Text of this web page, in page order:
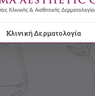
Κλινική Δερματολογία